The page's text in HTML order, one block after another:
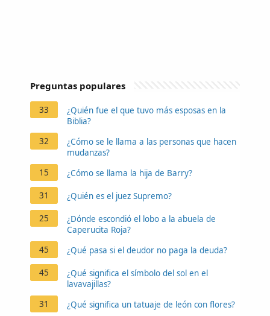
Preguntas populares
33
¿Quién fue el que tuvo más esposas en la
Biblia?
32
¿Cómo se le llama a las personas que hacen
mudanzas?
15
¿Cómo se llama la hija de Barry?
31 ¿Quién es el juez Supremo?
25
¿Dónde escondió el lobo a la abuela de
Caperucita Roja?
45
¿Qué pasa si el deudor no paga la deuda?
45
¿Qué significa el símbolo del sol en el
lavavajillas?
31
¿Qué significa un tatuaje de león con flores?